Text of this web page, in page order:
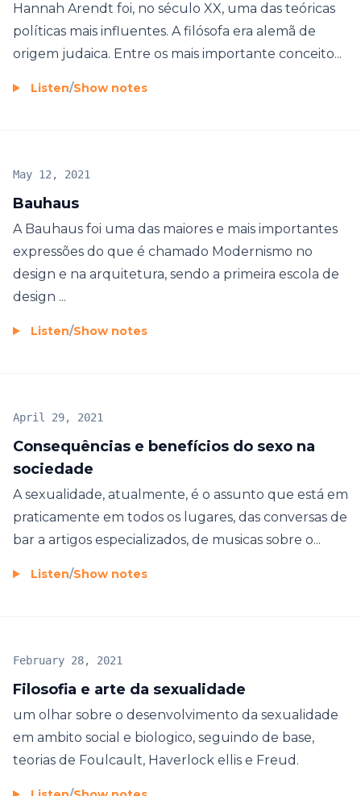
Hannah Arendt foi, no século XX, uma das teóricas
políticas mais influentes. A filósofa era alemã de
origem judaica. Entre os mais importante conceito...
Listen/Show notes
Bauhaus
May 12, 2021
A Bauhaus foi uma das maiores e mais importantes
expressões do que é chamado Modernismo no
design e na arquitetura, sendo a primeira escola de
design ...
Listen/Show notes
Consequências e benefícios do sexo na
sociedade
April 29, 2021
A sexualidade, atualmente, é o assunto que está em
praticamente em todos os lugares, das conversas de
bar a artigos especializados, de musicas sobre o...
Listen/Show notes
Filosofia e arte da sexualidade
February 28, 2021
um olhar sobre o desenvolvimento da sexualidade
em ambito social e biologico, seguindo de base,
teorias de Foulcault, Haverlock ellis e Freud.